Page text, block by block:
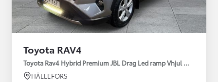
Toyota RAV4
Toyota Rav4 Hybrid Premium JBL Drag Led ramp Vhjul motorv
HÄLLEFORS